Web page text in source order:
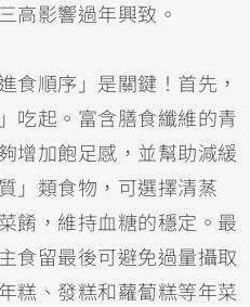
高影響過年興致。
食順序」是關鍵！首先，
吃起。富含膳食纖維的青
增加飽足感，並幫助減緩
」類食物，可選擇清蒸
餚，維持血糖的穩定。最
食留最後可避免過量攝取
糕、發糕和蘿蔔糕等年菜